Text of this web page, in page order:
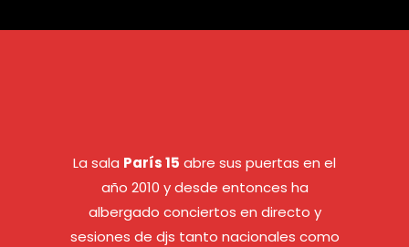
La sala París 15 abre sus puertas en el
año 2010 y desde entonces ha
albergado conciertos en directo y
sesiones de djs tanto nacionales como